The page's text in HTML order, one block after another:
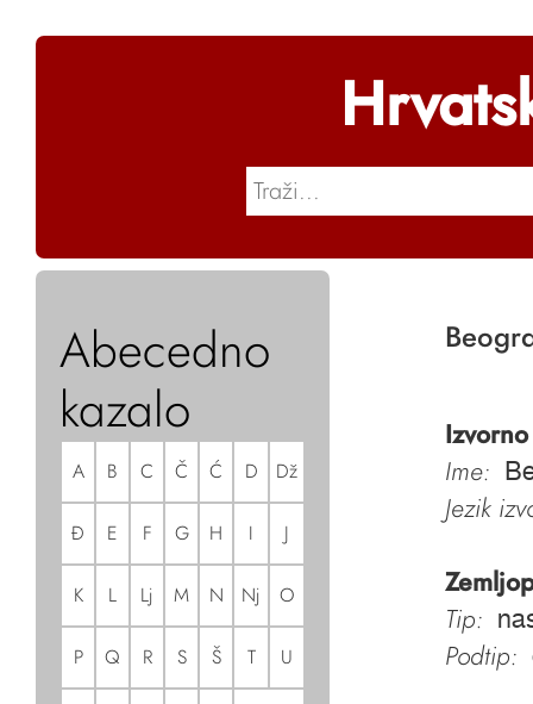
Abecedno
kazalo
A B C Č Ć D Dž
Đ E F G H I J
K L Lj M N Nj O
P Q R S Š T U
Ime:
Jezik
Tip:
Podtip: